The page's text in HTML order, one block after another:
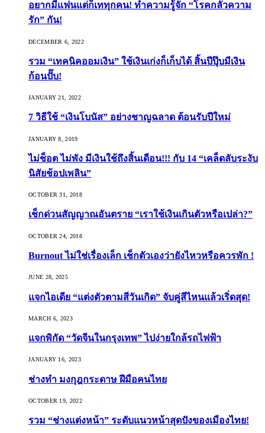
อยากมีแฟนแต่ก็เททุกคน! ทำความรู้จัก “โรคกลัวความ
รัก” กัน!
DECEMBER 6, 2022
รวม “เทคนิคออมเงิน” ใช้เงินเก่งก็เก็บได้ สิ้นปีปุ๊บมีเงิน
ก้อนปั๊บ!
JANUARY 21, 2022
7 วิธีใช้ “เงินโบนัส” อย่างชาญฉลาด ต้อนรับปีใหม่
JANUARY 8, 2019
ไม่ช็อต ไม่พัง มีเงินใช้ถึงสิ้นเดือน!!! กับ 14 “เคล็ดลับระงับ
นิสัยช้อปเพลิน”
OCTOBER 31, 2018
เช็กด่วนสัญญาณอันตราย “เราใช้เงินเกินตัวหรือเปล่า?”
OCTOBER 24, 2018
Burnout ไม่ใช่เรื่องเล็ก เช็กตัวเองว่ายังไหวหรือควรพัก !
JUNE 28, 2025
แจกไอเดีย “แต่งตัวตามสีวันเกิด” จับคู่สีไหนแล้วเริ่ดสุด!
MARCH 6, 2023
แจกพิกัด “วัดจีนในกรุงเทพ” ไปง่ายใกล้รถไฟฟ้า
JANUARY 16, 2023
ช่างทำ มงกุฎกระดาษ ฝีมือคนไทย
OCTOBER 19, 2022
รวม “ช่างแต่งหน้า” ระดับแนวหน้าสุดปังของเมืองไทย!